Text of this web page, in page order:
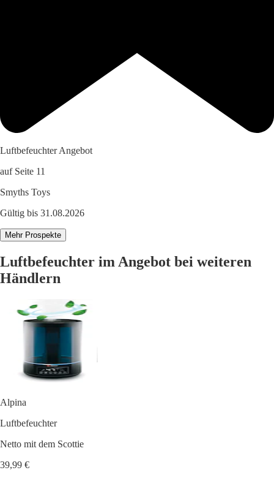
Luftbefeuchter Angebot
auf Seite 11
Smyths Toys
Gültig bis 31.08.2026
Mehr Prospekte
Luftbefeuchter im Angebot bei weiteren
Händlern
Alpina
Luftbefeuchter
Netto mit dem Scottie
39,99 €